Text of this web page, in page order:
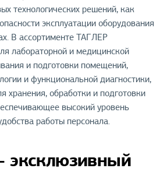
технологических решений, как
эксплуатации оборудования
В ассортименте ТАГЛЕР
лабораторной и медицинской
и подготовки помещений,
и функциональной диагностики,
хранения, обработки и подготовки
высокий уровень
работы персонала.